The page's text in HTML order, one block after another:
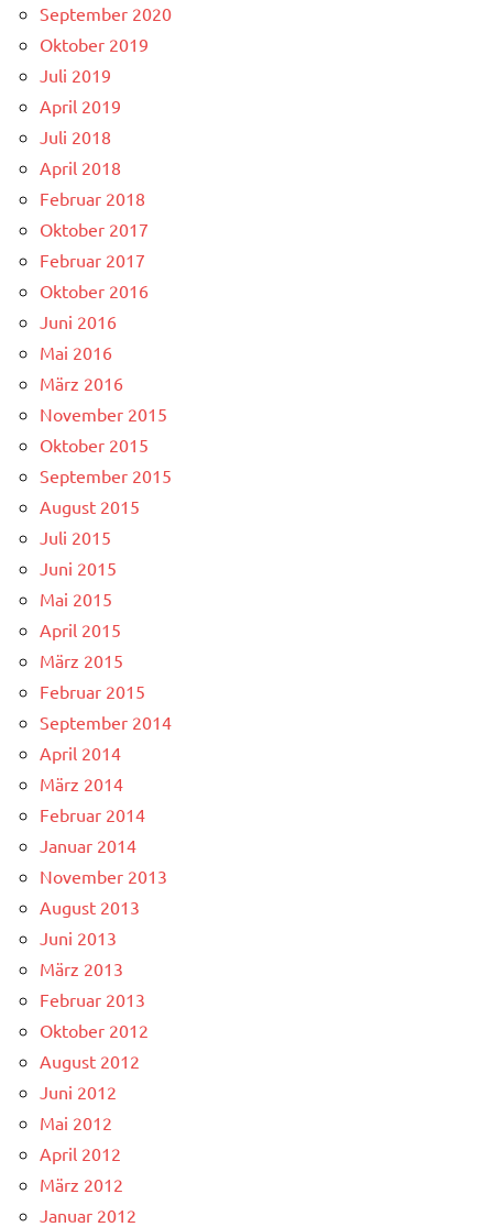
September 2020
Oktober 2019
Juli 2019
April 2019
Juli 2018
April 2018
Februar 2018
Oktober 2017
Februar 2017
Oktober 2016
Juni 2016
Mai 2016
März 2016
November 2015
Oktober 2015
September 2015
August 2015
Juli 2015
Juni 2015
Mai 2015
April 2015
März 2015
Februar 2015
September 2014
April 2014
März 2014
Februar 2014
Januar 2014
November 2013
August 2013
Juni 2013
März 2013
Februar 2013
Oktober 2012
August 2012
Juni 2012
Mai 2012
April 2012
März 2012
Januar 2012